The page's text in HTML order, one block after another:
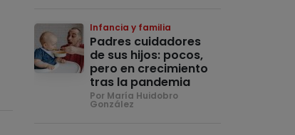
Infancia y familia
Padres cuidadores
de sus hijos: pocos,
pero en crecimiento
tras la pandemia
Por María Huidobro
González